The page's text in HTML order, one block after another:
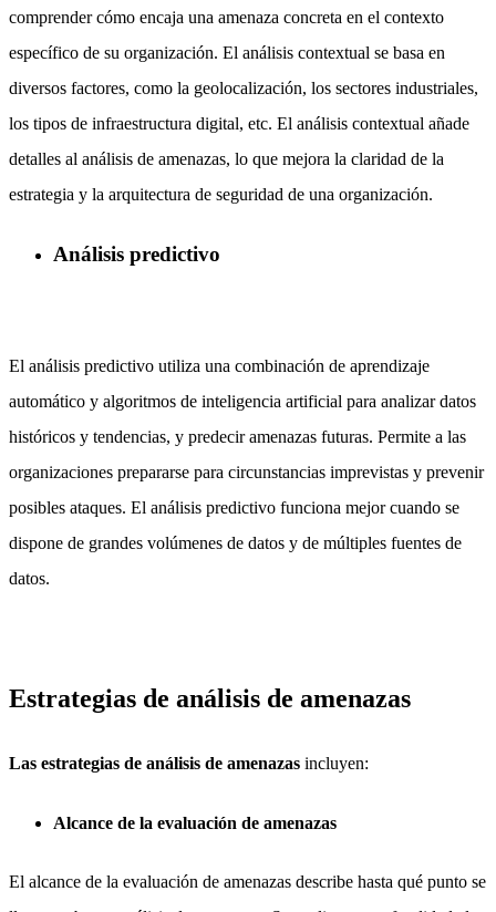
comprender cómo encaja una amenaza concreta en el contexto
específico de su organización. El análisis contextual se basa en
diversos factores, como la geolocalización, los sectores industriales,
los tipos de infraestructura digital, etc. El análisis contextual añade
detalles al análisis de amenazas, lo que mejora la claridad de la
estrategia y la arquitectura de seguridad de una organización.
Análisis predictivo
El análisis predictivo utiliza una combinación de aprendizaje
automático y algoritmos de inteligencia artificial para analizar datos
históricos y tendencias, y predecir amenazas futuras. Permite a las
organizaciones prepararse para circunstancias imprevistas y prevenir
posibles ataques. El análisis predictivo funciona mejor cuando se
dispone de grandes volúmenes de datos y de múltiples fuentes de
datos.
Estrategias de análisis de amenazas
Las estrategias de análisis de amenazas incluyen:
Alcance de la evaluación de amenazas
El alcance de la evaluación de amenazas describe hasta qué punto se